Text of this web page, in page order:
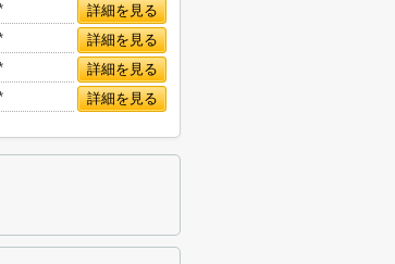
詳細を見る
詳細を見る
詳細を見る
詳細を見る